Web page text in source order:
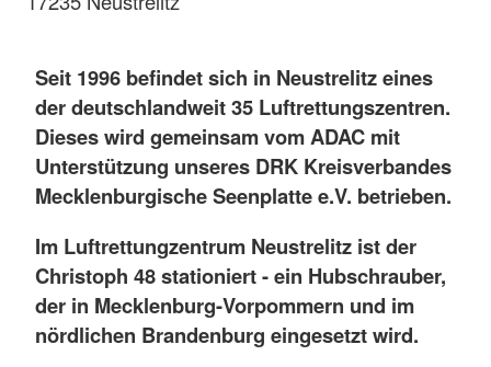
Seit 1996 befindet sich in Neustrelitz eines
der deutschlandweit 35 Luftrettungszentren.
Dieses wird gemeinsam vom ADAC mit
Unterstützung unseres DRK Kreisverbandes
Mecklenburgische Seenplatte e.V. betrieben.
Im Luftrettungzentrum Neustrelitz ist der
Christoph 48 stationiert - ein Hubschrauber,
der in Mecklenburg-Vorpommern und im
nördlichen Brandenburg eingesetzt wird.